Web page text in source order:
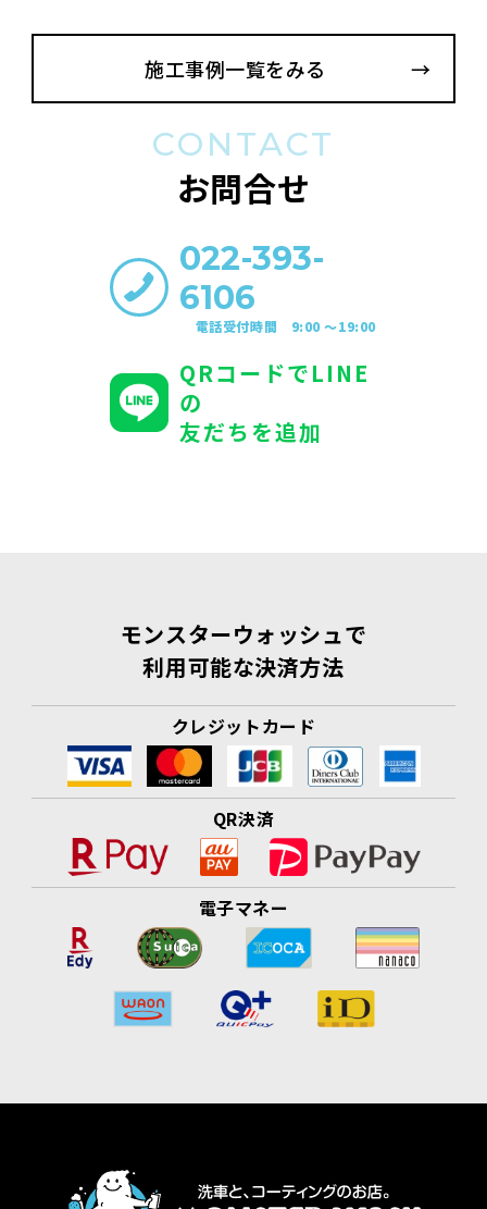
施工事例一覧をみる
CONTACT
お問合せ
022-393-
6106
電話受付時間 9:00 〜19:00
QRコードでLINE
の
友だちを追加
モンスターウォッシュで
利用可能な決済方法
クレジットカード
QR決済
電子マネー